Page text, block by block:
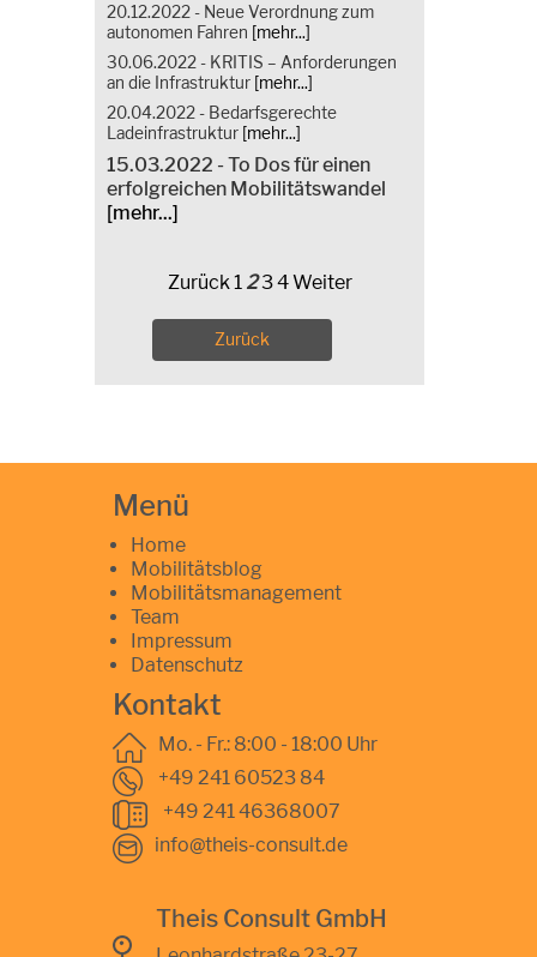
20.12.2022 - Neue Verordnung zum
autonomen Fahren [mehr...]
30.06.2022 - KRITIS – Anforderungen
an die Infrastruktur [mehr...]
20.04.2022 - Bedarfsgerechte
Ladeinfrastruktur [mehr...]
15.03.2022 - To Dos für einen
erfolgreichen Mobilitätswandel
[mehr...]
Zurück 1 234Weiter
Zurück
Menü
Home
Mobilitätsblog
Mobilitätsmanagement
Team
Impressum
Datenschutz
Kontakt
Mo. - Fr.: 8:00 - 18:00 Uhr
+49 241 60523 84
+49 241 46368007
info@theis-consult.de
Theis Consult GmbH